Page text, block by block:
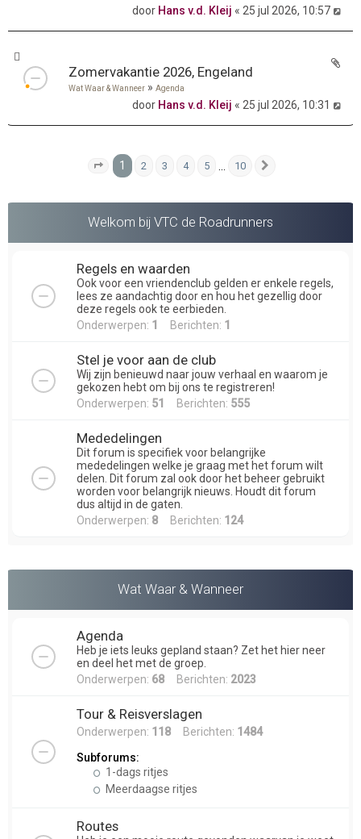
door Hans v.d. Kleij « 25 jul 2026, 10:57
Zomervakantie 2026, Engeland
Wat Waar & Wanneer » Agenda
door Hans v.d. Kleij « 25 jul 2026, 10:31
Pagina 1van10
1 2 3 4 5 10
Welkom bij VTC de Roadrunners
Regels en waarden
Ook voor een vriendenclub gelden er enkele regels,
lees ze aandachtig door en hou het gezellig door
deze regels ook te eerbieden.
Onderwerpen: 1 Berichten: 1
Stel je voor aan de club
Wij zijn benieuwd naar jouw verhaal en waarom je
gekozen hebt om bij ons te registreren!
Onderwerpen: 51 Berichten: 555
Mededelingen
Dit forum is specifiek voor belangrijke
mededelingen welke je graag met het forum wilt
delen. Dit forum zal ook door het beheer gebruikt
worden voor belangrijk nieuws. Houdt dit forum
dus altijd in de gaten.
Onderwerpen: 8 Berichten: 124
Wat Waar & Wanneer
Agenda
Heb je iets leuks gepland staan? Zet het hier neer
en deel het met de groep.
Onderwerpen: 68 Berichten: 2023
Tour & Reisverslagen
Onderwerpen: 118 Berichten: 1484
Subforums:
1-dags ritjes
Meerdaagse ritjes
Routes